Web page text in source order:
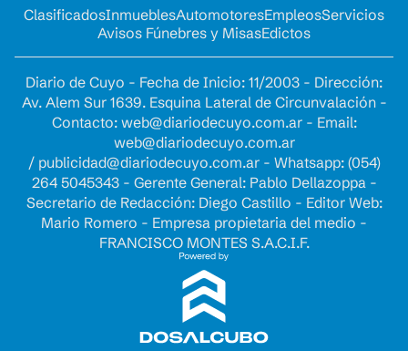
ClasificadosInmueblesAutomotoresEmpleosServicios
Avisos Fúnebres y MisasEdictos
Diario de Cuyo - Fecha de Inicio: 11/2003 - Dirección:
Av. Alem Sur 1639. Esquina Lateral de Circunvalación -
Contacto: web@diariodecuyo.com.ar- Email:
web@diariodecuyo.com.ar
/ publicidad@diariodecuyo.com.ar- Whatsapp: (054)
264 5045343 - Gerente General: Pablo Dellazoppa -
Secretario de Redacción: Diego Castillo - Editor Web:
Mario Romero - Empresa propietaria del medio -
FRANCISCO MONTES S.A.C.I.F.